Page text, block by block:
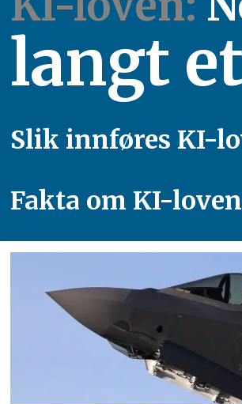
langt
Slik innføres KI-
Fakta om KI-